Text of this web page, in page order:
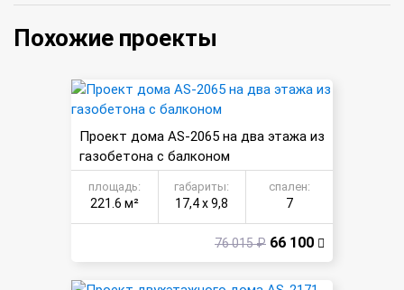
Похожие проекты
Проект дома AS-2065 на два этажа из
газобетона с балконом
площадь:
221.6 м²
габариты:
17,4 х 9,8
спален:
7
76 015 ₽ 66 100